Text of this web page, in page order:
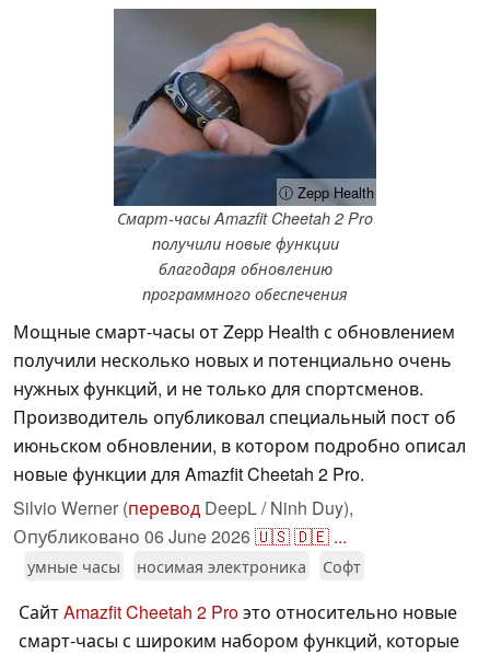
ⓘ Zepp Health
Смарт-часы Amazfit Cheetah 2 Pro
получили новые функции
благодаря обновлению
программного обеспечения
Мощные смарт-часы от Zepp Health с обновлением
получили несколько новых и потенциально очень
нужных функций, и не только для спортсменов.
Производитель опубликовал специальный пост об
июньском обновлении, в котором подробно описал
новые функции для Amazfit Cheetah 2 Pro.
Silvio Werner (перевод DeepL / Ninh Duy),
Опубликовано 06 June 2026🇺🇸🇩🇪 ...
умные часы носимая электроника Софт
СайтAmazfit Cheetah 2 Proэто относительно новые
смарт-часы с широким набором функций, которые